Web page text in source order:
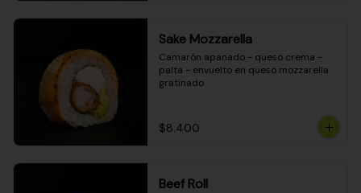
Sake Mozzarella
Camarón apanado - queso crema -
palta - envuelto en queso mozzarella
gratinado
$8.400
Beef Roll